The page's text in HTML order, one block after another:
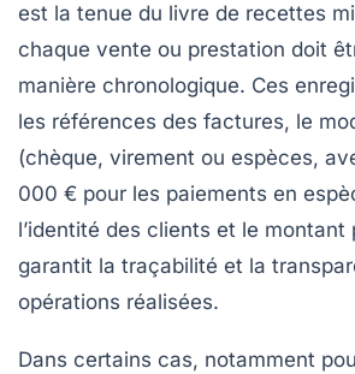
est la tenue du livre de recettes
chaque vente ou prestation doit
manière chronologique. Ces
les références des factures, le
(chèque, virement ou espèces,
000 € pour les paiements en
l’identité des clients et le montant
garantit la traçabilité et la
opérations réalisées.
Dans certains cas, notamment